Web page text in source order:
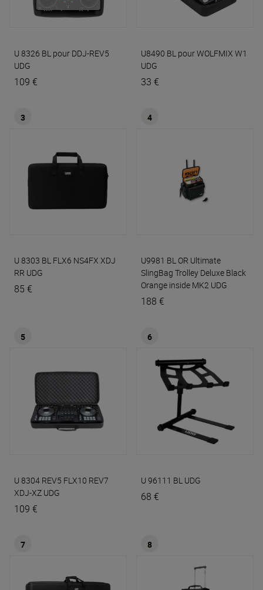
U 8326 BL pour DDJ-REV5
UDG
109 €
U8490 BL pour WOLFMIX W1
UDG
33 €
3
U 8303 BL FLX6 NS4FX XDJ
RR UDG
85 €
4
U9981 BL OR Ultimate
SlingBag Trolley Deluxe Black
Orange inside MK2 UDG
188 €
5
U 8304 REV5 FLX10 REV7
XDJ-XZ UDG
109 €
6
U 96111 BL UDG
68 €
7 8